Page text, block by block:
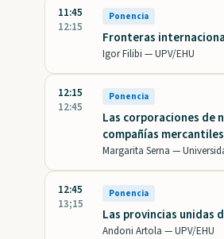
11:45
12:15
Ponencia
Fronteras
Igor Filibi —UPV/EHU
12:15
12:45
Ponencia
Las corporaciones de
compañías
Margarita Serna —
12:45
13;15
Ponencia
Las provincias unidas
Andoni Artola —UPV/EHU